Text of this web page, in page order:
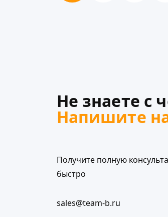
Не знаете с
Напишите
Получите полную
быстро
sales@team-b.ru